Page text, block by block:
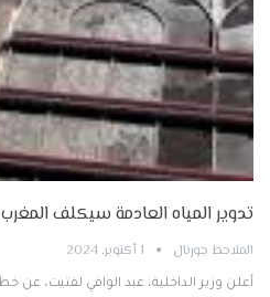
تدوير المياه العادمة سيكلف المغرب 300 مليار سنتيم
الملاحظ جورنال 1 أكتوبر, 2024
أعلن وزير الداخلية، عبد الوافي لفتيت،